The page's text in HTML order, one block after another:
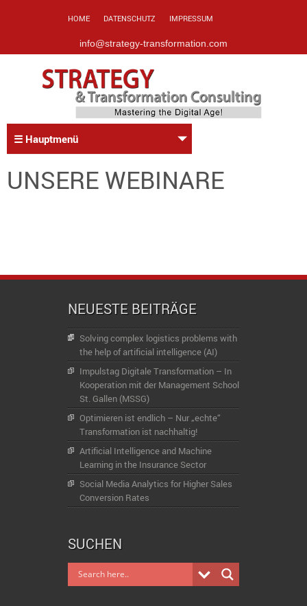
HOME DATENSCHUTZ IMPRESSUM
info@strategy-transformation.com
☰ Hauptmenü
UNSERE WEBINARE
NEUESTE BEITRÄGE
Solving complex logistics problems with
the help of artificial intelligence (AI)
Impulstag Digitale Transformation – In
Kooperation mit der Management School
St. Gallen (MSSG)
Optimieren ist endlich – Nur „echte“
Transformation ist nachhaltig!
Artificial Intelligence and Machine
Learning in the Insurance Sector
Social Media Analytics for Higher Sales
Conversion Rates
SUCHEN